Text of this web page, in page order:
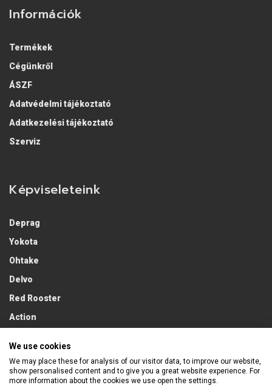
Információk
Termékek
Cégünkről
ÁSZF
Adatvédelmi tájékoztató
Adatkezelési tájékoztató
Szerviz
Képviseleteink
Deprag
Yokota
Ohtake
Delvo
Red Rooster
Action
We use cookies
We may place these for analysis of our visitor data, to improve our website,
show personalised content and to give you a great website experience. For
more information about the cookies we use open the settings.